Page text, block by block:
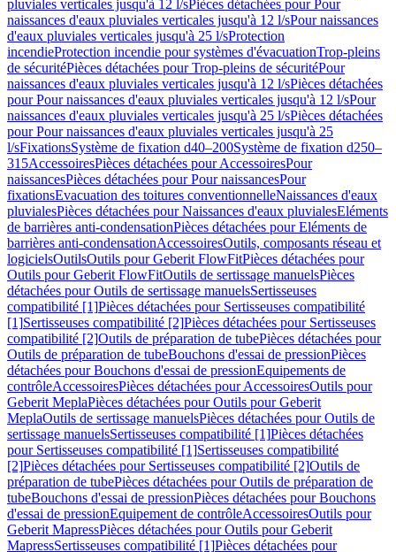
pluviales verticales jusqu'à 12 l/sPièces détachées pour Pour
naissances d'eaux pluviales verticales jusqu'à 12 l/sPour naissances
d'eaux pluviales verticales jusqu'à 25 l/sProtection
incendieProtection incendie pour systèmes d'évacuationTrop-pleins
de sécuritéPièces détachées pour Trop-pleins de sécuritéPour
naissances d'eaux pluviales verticales jusqu'à 12 l/sPièces détachées
pour Pour naissances d'eaux pluviales verticales jusqu'à 12 l/sPour
naissances d'eaux pluviales verticales jusqu'à 25 l/sPièces détachées
pour Pour naissances d'eaux pluviales verticales jusqu'à 25
l/sFixationsSystème de fixation d40–200Système de fixation d250–
315AccessoiresPièces détachées pour AccessoiresPour
naissancesPièces détachées pour Pour naissancesPour
fixationsEvacuation des toitures conventionnelleNaissances d'eaux
pluvialesPièces détachées pour Naissances d'eaux pluvialesEléments
de barrières anti-condensationPièces détachées pour Eléments de
barrières anti-condensationAccessoiresOutils, composants réseau et
logicielsOutilsOutils pour Geberit FlowFitPièces détachées pour
Outils pour Geberit FlowFitOutils de sertissage manuelsPièces
détachées pour Outils de sertissage manuelsSertisseuses
compatibilité [1]Pièces détachées pour Sertisseuses compatibilité
[1]Sertisseuses compatibilité [2]Pièces détachées pour Sertisseuses
compatibilité [2]Outils de préparation de tubePièces détachées pour
Outils de préparation de tubeBouchons d'essai de pressionPièces
détachées pour Bouchons d'essai de pressionEquipements de
contrôleAccessoiresPièces détachées pour AccessoiresOutils pour
Geberit MeplaPièces détachées pour Outils pour Geberit
MeplaOutils de sertissage manuelsPièces détachées pour Outils de
sertissage manuelsSertisseuses compatibilité [1]Pièces détachées
pour Sertisseuses compatibilité [1]Sertisseuses compatibilité
[2]Pièces détachées pour Sertisseuses compatibilité [2]Outils de
préparation de tubePièces détachées pour Outils de préparation de
tubeBouchons d'essai de pressionPièces détachées pour Bouchons
d'essai de pressionEquipement de contrôleAccessoiresOutils pour
Geberit MapressPièces détachées pour Outils pour Geberit
MapressSertisseuses compatibilité [1]Pièces détachées pour